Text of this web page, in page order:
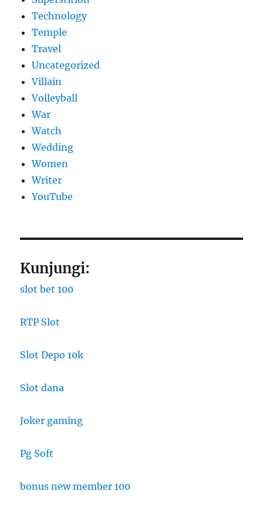
Technology
Temple
Travel
Uncategorized
Villain
Volleyball
War
Watch
Wedding
Women
Writer
YouTube
Kunjungi:
slot bet 100
RTP Slot
Slot Depo 10k
Slot dana
Joker gaming
Pg Soft
bonus new member 100